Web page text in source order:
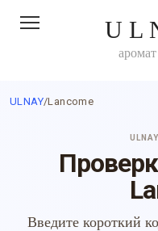
U L
ULNAY/Lancome
Введите короткий